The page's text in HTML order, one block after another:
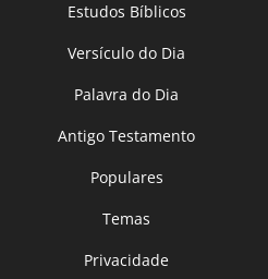
Estudos Bíblicos
Versículo do Dia
Palavra do Dia
Antigo Testamento
Populares
Temas
Privacidade